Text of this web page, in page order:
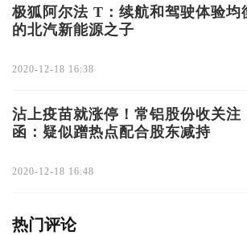
极狐阿尔法 T：续航和驾驶体验均
的北汽新能源之子
2020-12-18 16:38
沾上疫苗就涨停！常铝股份收关注
函：疑似蹭热点配合股东减持
2020-12-18 16:48
热门评论